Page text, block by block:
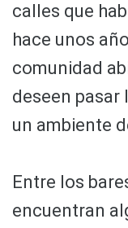
calles que
hace unos
comunidad
deseen pasar
un ambiente
Entre los
encuentran